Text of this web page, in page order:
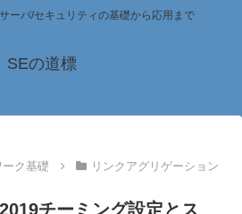
ーバ/セキュリティの基礎から応用まで
SEの道標
ク基礎 リンクアグリゲーション
チーミング設定とス